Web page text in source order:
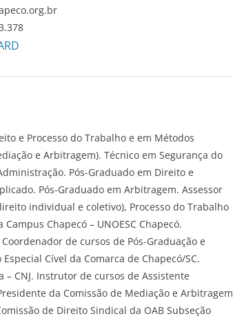
e Processo do Trabalho e em Métodos
e Arbitragem). Técnico em Segurança do
Pós-Graduado em Direito e
Pós-Graduado em Arbitragem. Assessor
individual e coletivo), Processo do Trabalho
Chapecó – UNOESC Chapecó.
de cursos de Pós-Graduação e
Cível da Comarca de Chapecó/SC.
CNJ. Instrutor de cursos de Assistente
da Comissão de Mediação e Arbitragem
de Direito Sindical da OAB Subseção